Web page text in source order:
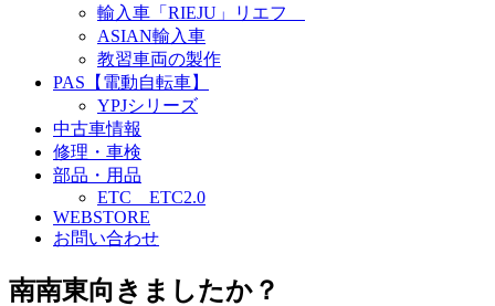
輸入車「RIEJU」リエフ
ASIAN輸入車
教習車両の製作
PAS【電動自転車】
YPJシリーズ
中古車情報
修理・車検
部品・用品
ETC ETC2.0
WEBSTORE
お問い合わせ
南南東向きましたか？